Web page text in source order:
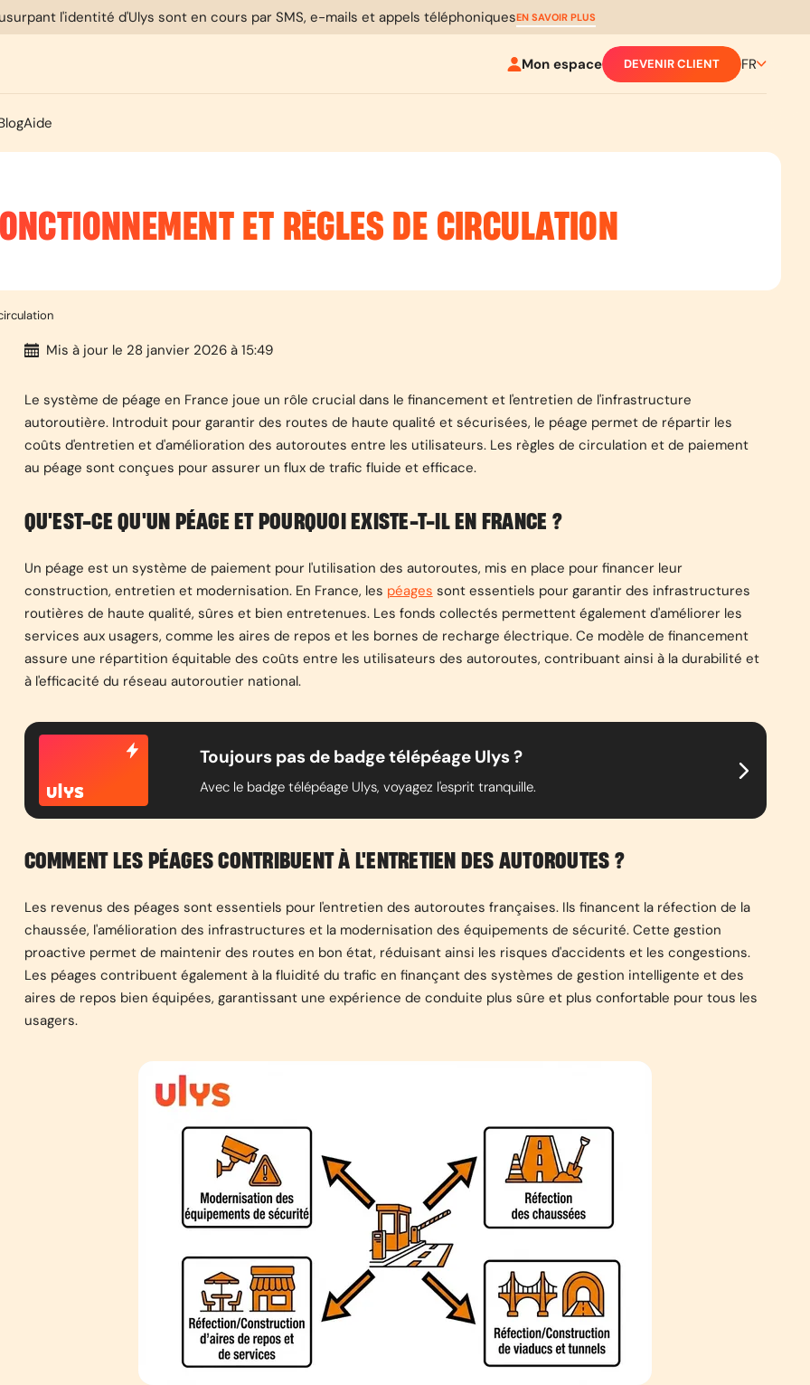
l'identité d'Ulys sont en cours par SMS, e-mails et appels téléphoniquesEN SAVOIR PLUS
Mon espace DEVENIR CLIENT FR
Aide
ET RÈGLES DE CIRCULATION
Mis à jour le 28 janvier 2026 à 15:49
Le système de péage en France joue un rôle crucial dans le financement et l'entretien de l'infrastructure
autoroutière. Introduit pour garantir des routes de haute qualité et sécurisées, le péage permet de répartir les
coûts d'entretien et d'amélioration des autoroutes entre les utilisateurs. Les règles de circulation et de paiement
au péage sont conçues pour assurer un flux de trafic fluide et efficace.
QU'EST-CE QU'UN PÉAGE ET POURQUOI EXISTE-T-IL EN FRANCE ?
Un péage est un système de paiement pour l'utilisation des autoroutes, mis en place pour financer leur
construction, entretien et modernisation. En France, les péages sont essentiels pour garantir des infrastructures
routières de haute qualité, sûres et bien entretenues. Les fonds collectés permettent également d'améliorer les
services aux usagers, comme les aires de repos et les bornes de recharge électrique. Ce modèle de financement
assure une répartition équitable des coûts entre les utilisateurs des autoroutes, contribuant ainsi à la durabilité et
à l'efficacité du réseau autoroutier national.
Toujours pas de badge télépéage Ulys ?
Avec le badge télépéage Ulys, voyagez l'esprit tranquille.
COMMENT LES PÉAGES CONTRIBUENT À L'ENTRETIEN DES AUTOROUTES ?
Les revenus des péages sont essentiels pour l'entretien des autoroutes françaises. Ils financent la réfection de la
chaussée, l'amélioration des infrastructures et la modernisation des équipements de sécurité. Cette gestion
proactive permet de maintenir des routes en bon état, réduisant ainsi les risques d'accidents et les congestions.
Les péages contribuent également à la fluidité du trafic en finançant des systèmes de gestion intelligente et des
aires de repos bien équipées, garantissant une expérience de conduite plus sûre et plus confortable pour tous les
usagers.